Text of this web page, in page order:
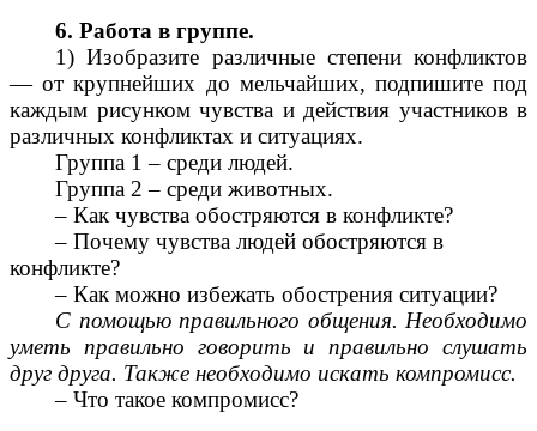
6. Работа в группе.
1) Изобразите различные степени конфликтов
— от крупнейших до мельчайших, подпишите под
каждым рисунком чувства и действия участников в
различных конфликтах и ситуациях.
Группа 1 – среди людей.
Группа 2 – среди животных.
– Как чувства обостряются в конфликте?
– Почему чувства людей обостряются в
конфликте?
– Как можно избежать обострения ситуации?
С помощью правильного общения. Необходимо
уметь правильно говорить и правильно слушать
друг друга. Также необходимо искать компромисс.
– Что такое компромисс?